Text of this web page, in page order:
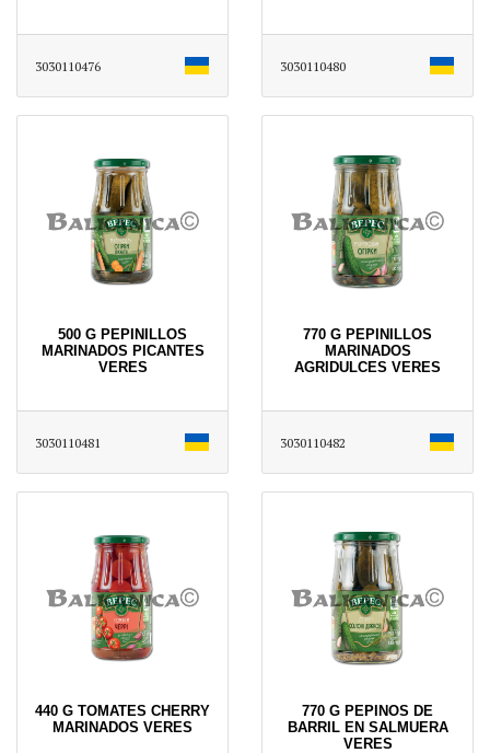
3030110476 3030110480
500 G PEPINILLOS
MARINADOS PICANTES
VERES
3030110481
770 G PEPINILLOS
MARINADOS
AGRIDULCES VERES
3030110482
440 G TOMATES CHERRY
MARINADOS VERES
770 G PEPINOS DE
BARRIL EN SALMUERA
VERES